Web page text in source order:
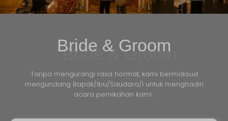
Bride & Groom
Tanpa mengurangi rasa hormat, kami bermaksud
mengundang Bapak/Ibu/Saudara/I untuk menghadiri
acara pernikahan kami :